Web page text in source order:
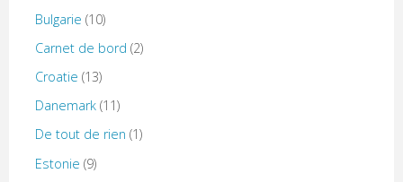
Bulgarie (10)
Carnet de bord (2)
Croatie (13)
Danemark(11)
De tout de rien (1)
Estonie (9)